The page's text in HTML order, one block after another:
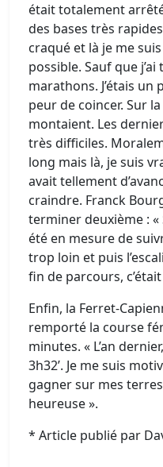
était totalement
des bases très
craqué et là je me
possible. Sauf que
marathons. J’étais un
peur de coincer. Sur
montaient. Les
très difficiles.
long mais là, je suis
avait tellement
craindre. Franck
terminer deuxième : «
été en mesure de
trop loin et puis
fin de parcours,
Enfin, la Ferret-
remporté la course
minutes. « L’an
3h32’. Je me suis
gagner sur mes
heureuse ».
* Article publié par